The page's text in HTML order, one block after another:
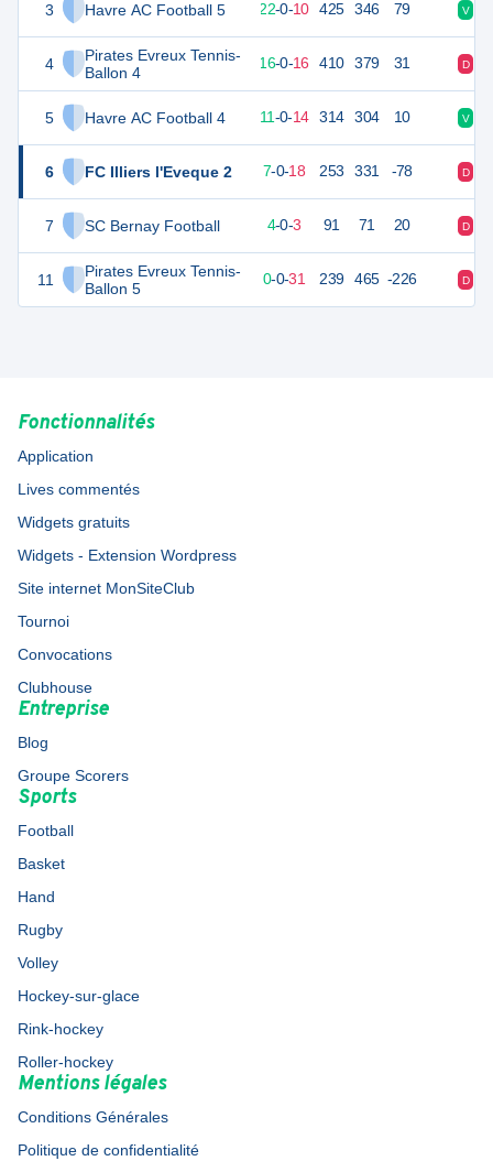
3 Havre AC Football 5
4
Pirates Evreux Tennis-
Ballon 4
5 Havre AC Football 4
6 FC Illiers l'Eveque 2
7 SC Bernay Football
11
Pirates Evreux Tennis-
Ballon 5
66 22-0-10 425 346 79 V
48 32 16-0-16 410 379 31 D
33 11-0-14 314 304 10 V
21 25 7-0-18 253 331 -78 D
12 4-0-3 91 71 20 D
0 31 0-0-31 239 465 -226 D
Fonctionnalités
Application
Lives commentés
Widgets gratuits
Widgets - Extension Wordpress
Site internet MonSiteClub
Tournoi
Convocations
Clubhouse
Entreprise
Blog
Groupe Scorers
Sports
Football
Basket
Hand
Rugby
Volley
Hockey-sur-glace
Rink-hockey
Roller-hockey
Mentions légales
Conditions Générales
Politique de confidentialité